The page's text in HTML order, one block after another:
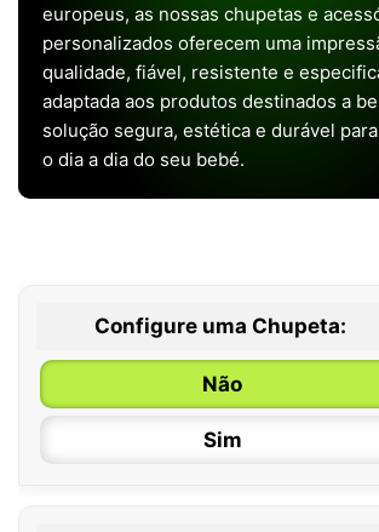
europeus, as nossas chupetas e
personalizados oferecem uma
qualidade, fiável, resistente e
adaptada aos produtos destinados a
solução segura, estética e durável
o dia a dia do seu bebé.
Configure uma Chupeta:
Não
Sim